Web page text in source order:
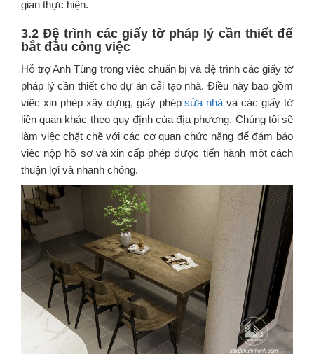
gian thực hiện.
3.2 Đệ trình các giấy tờ pháp lý cần thiết để
bắt đầu công việc
Hỗ trợ Anh Tùng trong việc chuẩn bị và đệ trình các giấy tờ
pháp lý cần thiết cho dự án cải tạo nhà. Điều này bao gồm
việc xin phép xây dựng, giấy phépsửa nhà và các giấy tờ
liên quan khác theo quy định của địa phương. Chúng tôi sẽ
làm việc chặt chẽ với các cơ quan chức năng để đảm bảo
việc nộp hồ sơ và xin cấp phép được tiến hành một cách
thuận lợi và nhanh chóng.